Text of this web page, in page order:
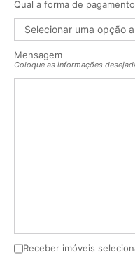
Qual a forma de
Mensagem
Coloque as informações
Receber imóveis